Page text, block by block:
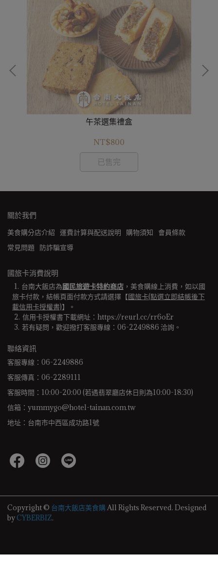
午茶選集禮盒
NT$800
已售完
關於我們
美食購分店介紹 運費計算與配送說明 購物須知
會員條款
常見問題
防詐騙宣導
國旅卡消費說明
台南大飯店為國民旅遊卡特約商店 ，美食購線上消費，如以國
旅卡付款，結帳頁面付款方式請選擇【國旅卡(點選立即結帳後下
載信用卡授權書)】。
信用卡授權書下載網址：https://reurl.cc/rr6oEr
若有疑問，歡迎撥打客服專線：06-2249886 洽詢。
聯絡資訊
客服專線：06-2249886
客服傳真：06-2289111
客服時間：10:00-20:00 (若遇翡翠廳店休日則為10:00-18:30)
信箱：yummygo@hotel-tainan.com.tw
地址：台南市中西區成功路1號
Copyright © 台南大飯店美食購All Rights Reserved. Designed
byCYBERBIZ.